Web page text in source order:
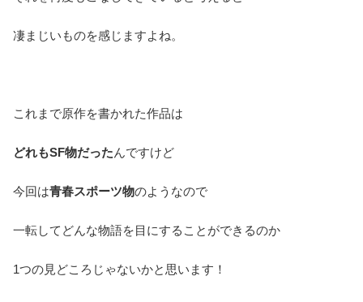
凄まじいものを感じますよね。
これまで原作を書かれた作品は
どれもSF物だったんですけど
今回は青春スポーツ物のようなので
一転してどんな物語を目にすることができるのか
1つの見どころじゃないかと思います！